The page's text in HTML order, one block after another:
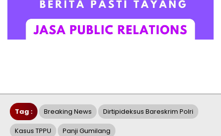
Tag : Breaking News Dirtipideksus Bareskrim Polri
Kasus TPPU Panji Gumilang